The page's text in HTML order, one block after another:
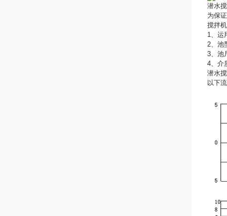
潜水
为保
搅拌
1、运
2、池
3、池
4、介
潜水
以下